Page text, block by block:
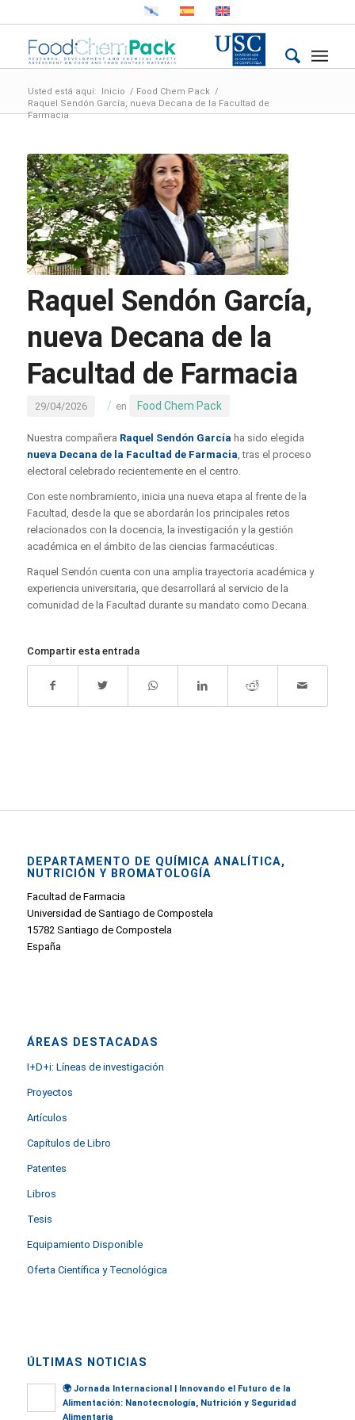
Usted está aquí: Inicio / Food Chem Pack /
Raquel Sendón García, nueva Decana de la Facultad de
Farmacia
Raquel Sendón García,
nueva Decana de la
Facultad de Farmacia
29/04/2026 / en Food Chem Pack
Nuestra compañera Raquel Sendón García ha sido elegida
nueva Decana de la Facultad de Farmacia , tras el proceso
electoral celebrado recientemente en el centro.
Con este nombramiento, inicia una nueva etapa al frente de la
Facultad, desde la que se abordarán los principales retos
relacionados con la docencia, la investigación y la gestión
académica en el ámbito de las ciencias farmacéuticas.
Raquel Sendón cuenta con una amplia trayectoria académica y
experiencia universitaria, que desarrollará al servicio de la
comunidad de la Facultad durante su mandato como Decana.
Compartir esta entrada
DEPARTAMENTO DE QUÍMICA ANALÍTICA,
NUTRICIÓN Y BROMATOLOGÍA
Facultad de Farmacia
Universidad de Santiago de Compostela
15782 Santiago de Compostela
España
ÁREAS DESTACADAS
I+D+i: Líneas de investigación
Proyectos
Artículos
Capítulos de Libro
Patentes
Libros
Tesis
Equipamiento Disponible
Oferta Científica y Tecnológica
ÚLTIMAS NOTICIAS
🌍 Jornada Internacional | Innovando el Futuro de la
Alimentación: Nanotecnología, Nutrición y Seguridad
Alimentaria